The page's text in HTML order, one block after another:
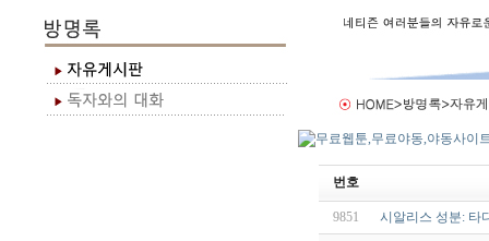
번호
9851 시알리스 성분: 타